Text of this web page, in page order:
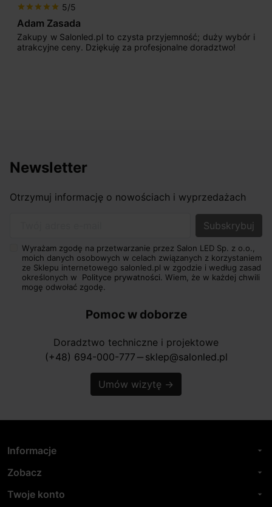
star star star star star 5/5
Adam Zasada
Zakupy w Salonled.pl to czysta przyjemność; duży wybór i
atrakcyjne ceny. Dziękuję za profesjonalne doradztwo!
Newsletter
Otrzymuj informację o nowościach i wyprzedażach
Wyrażam zgodę na przetwarzanie przez Salon LED Sp. z o.o.,
moich danych osobowych w celach związanych z korzystaniem
ze Sklepu internetowego salonled.pl w zgodzie i według zasad
określonych w Polityce prywatności. Wiem, że w każdej chwili
mogę odwołać zgodę.
Pomoc w doborze
Doradztwo techniczne i projektowe
(+48) 694-000-777 horizontal_rule sklep@salonled.pl
Umów wizytę →
Informacje arrow_drop_down
Zobacz arrow_drop_down
Twoje konto arrow_drop_down